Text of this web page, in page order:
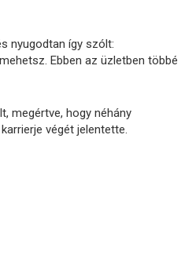
nyugodtan így szólt:
Ebben az üzletben többé
megértve, hogy néhány
végét jelentette.